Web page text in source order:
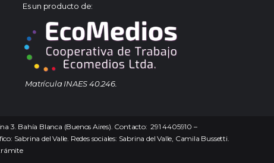
Es un producto de:
Matrícula INAES 40.246.
3. Bahía Blanca (Buenos Aires). Contacto: 291 4405910 –
Sabrina del Valle. Redes sociales: Sabrina del Valle, Camila Bussetti.